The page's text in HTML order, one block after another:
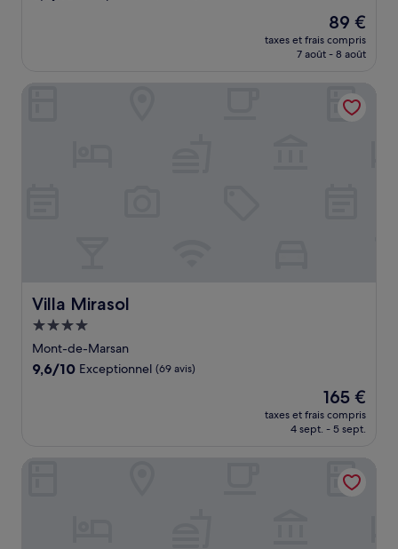
Le
nouveau
prix
de
89 €
89 €
taxes et frais compris
7 août - 8 août
Villa Mirasol
Villa Mirasol
Hébergement
4.0 étoiles
Mont-de-Marsan
9.6
9,6/10 Exceptionnel (69 avis)
Le
nouveau
prix
de
165 €
165 €
taxes et frais compris
4 sept. - 5 sept.